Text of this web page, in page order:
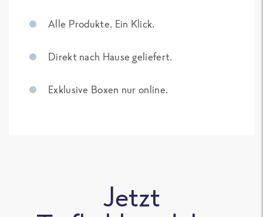
Alle Produkte. Ein Klick.
Direkt nach Hause geliefert.
Exklusive Boxen nur online.
Jetzt